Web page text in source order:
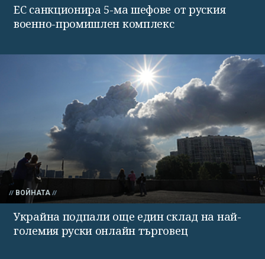
ЕС санкционира 5-ма шефове от руския
военно-промишлен комплекс
ВОЙНАТА
Украйна подпали още един склад на най-
големия руски онлайн търговец